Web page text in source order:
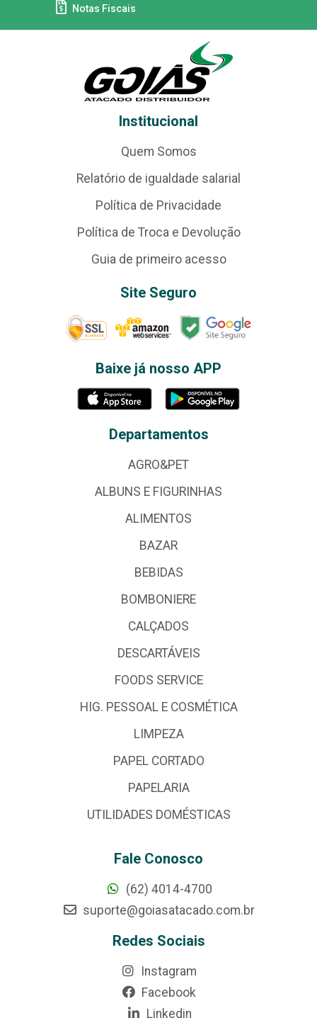
Notas Fiscais
Institucional
Quem Somos
Relatório de igualdade salarial
Política de Privacidade
Política de Troca e Devolução
Guia de primeiro acesso
Site Seguro
Baixe já nosso APP
Departamentos
AGRO&PET
ALBUNS E FIGURINHAS
ALIMENTOS
BAZAR
BEBIDAS
BOMBONIERE
CALÇADOS
DESCARTÁVEIS
FOODS SERVICE
HIG. PESSOAL E COSMÉTICA
LIMPEZA
PAPEL CORTADO
PAPELARIA
UTILIDADES DOMÉSTICAS
Fale Conosco
(62) 4014-4700
suporte@goiasatacado.com.br
Redes Sociais
Instagram
Facebook
Linkedin